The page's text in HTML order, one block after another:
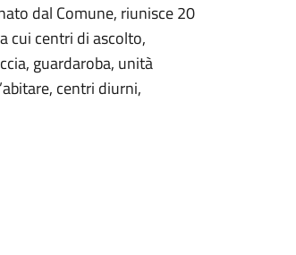
dal Comune, riunisce 20
cui centri di ascolto,
guardaroba, unità
centri diurni,